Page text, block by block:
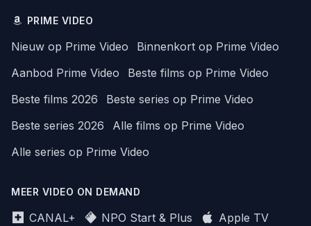
PRIME VIDEO
Nieuw op Prime Video
Binnenkort op Prime Video
Aanbod Prime Video
Beste films op Prime Video
Beste films 2026
Beste series op Prime Video
Beste series 2026
Alle films op Prime Video
Alle series op Prime Video
MEER VIDEO ON DEMAND
CANAL+ NPO Start & Plus
Apple TV